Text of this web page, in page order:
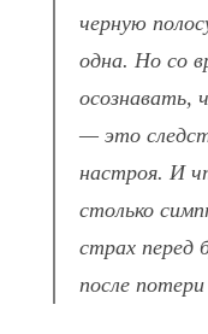
черную
одна. Но со
осознавать,
— это
настроя. И
столько
страх перед
после